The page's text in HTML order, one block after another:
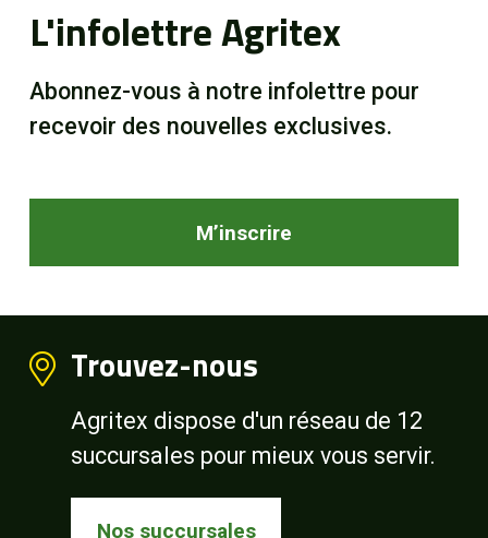
L'infolettre Agritex
Abonnez-vous à notre infolettre pour
recevoir des nouvelles exclusives.
M’inscrire
Trouvez-nous
Agritex dispose d'un réseau de 12
succursales pour mieux vous servir.
Nos succursales